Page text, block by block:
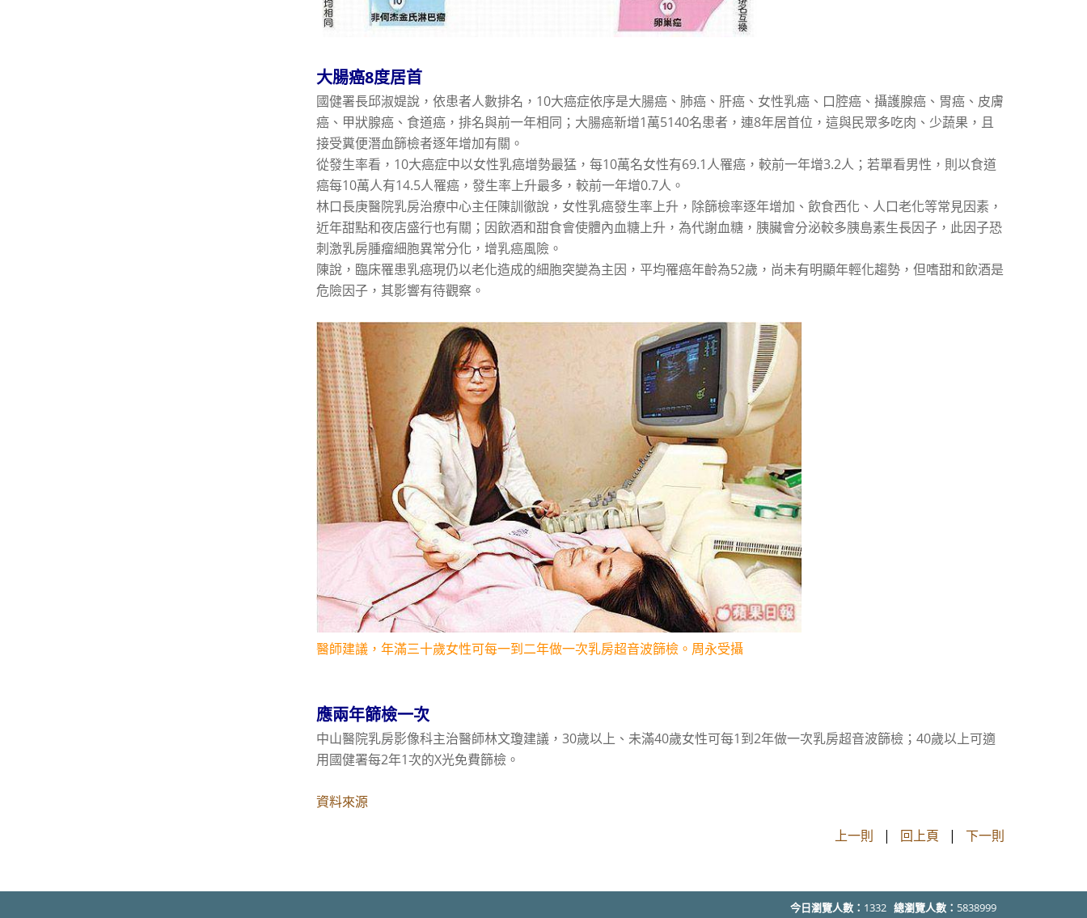
大腸癌8度居首
國健署長邱淑媞說，依患者人數排名，10大癌症依序是大腸癌、肺癌、肝癌、女性乳癌、口腔癌、攝護腺癌、胃癌、皮膚
癌、甲狀腺癌、食道癌，排名與前一年相同；大腸癌新增1萬5140名患者，連8年居首位，這與民眾多吃肉、少蔬果，且
接受糞便潛血篩檢者逐年增加有關。
從發生率看，10大癌症中以女性乳癌增勢最猛，每10萬名女性有69.1人罹癌，較前一年增3.2人；若單看男性，則以食道
癌每10萬人有14.5人罹癌，發生率上升最多，較前一年增0.7人。
林口長庚醫院乳房治療中心主任陳訓徹說，女性乳癌發生率上升，除篩檢率逐年增加、飲食西化、人口老化等常見因素，
近年甜點和夜店盛行也有關；因飲酒和甜食會使體內血糖上升，為代謝血糖，胰臟會分泌較多胰島素生長因子，此因子恐
刺激乳房腫瘤細胞異常分化，增乳癌風險。
陳說，臨床罹患乳癌現仍以老化造成的細胞突變為主因，平均罹癌年齡為52歲，尚未有明顯年輕化趨勢，但嗜甜和飲酒是
危險因子，其影響有待觀察。
醫師建議，年滿三十歲女性可每一到二年做一次乳房超音波篩檢。周永受攝
應兩年篩檢一次
中山醫院乳房影像科主治醫師林文瓊建議，30歲以上、未滿40歲女性可每1到2年做一次乳房超音波篩檢；40歲以上可適
用國健署每2年1次的X光免費篩檢。
資料來源
上一則 | 回上頁 | 下一則
今日瀏覽人數： 1332 總瀏覽人數： 5838999